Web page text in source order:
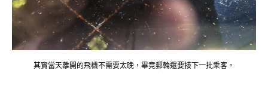
其實當天離開的飛機不需要太晚，畢竟郵輪還要接下一批乘客。